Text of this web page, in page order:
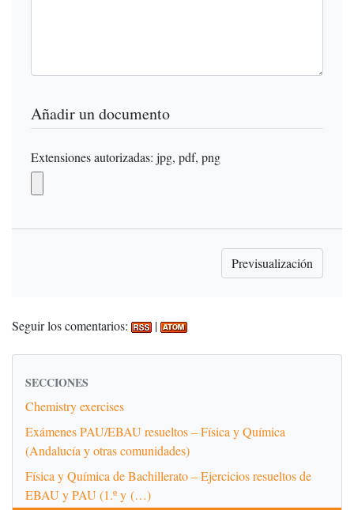
Añadir un documento
Extensiones autorizadas: jpg, pdf, png
Seguir los comentarios: |
SECCIONES
Chemistry exercises
Exámenes PAU/EBAU resueltos – Física y Química
(Andalucía y otras comunidades)
Física y Química de Bachillerato – Ejercicios resueltos de
EBAU y PAU (1.º y (…)